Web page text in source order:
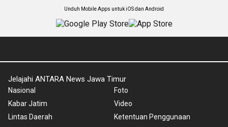
Unduh Mobile Apps untuk iOS dan Android
Jelajahi ANTARA News Jawa Timur
Nasional
Kabar Jatim
Lintas Daerah
Foto
Video
Ketentuan Penggunaan